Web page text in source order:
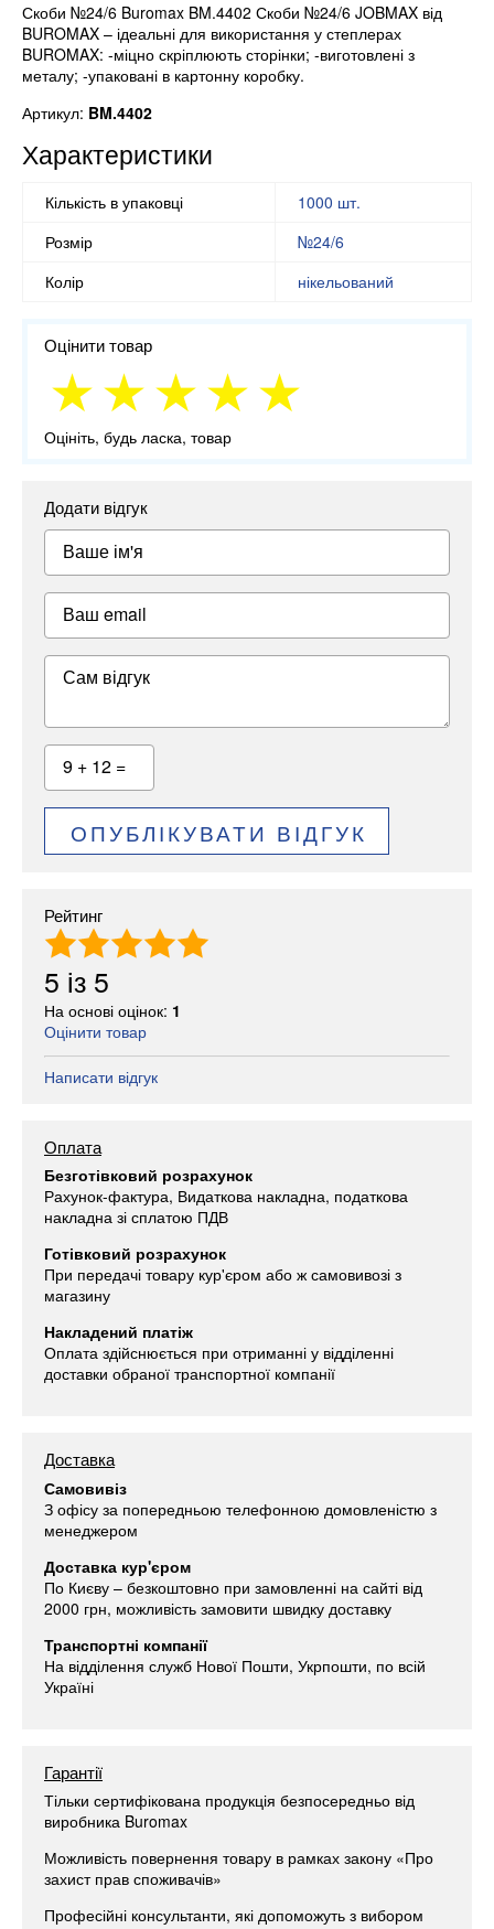
Скоби №24/6 Buromax BM.4402 Скоби №24/6 JOBMAX від
BUROMAX – ідеальні для використання у степлерах
BUROMAX: -міцно скріплюють сторінки; -виготовлені з
металу; -упаковані в картонну коробку.
Артикул: BM.4402
Характеристики
Кількість в упаковці
1000 шт.
Розмір
№24/6
Колір
нікельований
Оцінити товар
Оцініть, будь ласка, товар
Додати відгук
Ваше ім'я
Ваш email
Сам відгук
9 + 12 =
ОПУБЛІКУВАТИ ВІДГУК
Рейтинг
5 із 5
На основі оцінок: 1
Оцінити товар
Написати відгук
Оплата
Безготівковий розрахунок
Рахунок-фактура, Видаткова накладна, податкова
накладна зі сплатою ПДВ
Готівковий розрахунок
При передачі товару кур'єром або ж самовивозі з
магазину
Накладений платіж
Оплата здійснюється при отриманні у відділенні
доставки обраної транспортної компанії
Доставка
Самовивіз
З офісу за попередньою телефонною домовленістю з
менеджером
Доставка кур'єром
По Києву – безкоштовно при замовленні на сайті від
2000 грн, можливість замовити швидку доставку
Транспортні компанії
На відділення служб Нової Пошти, Укрпошти, по всій
Україні
Гарантії
Тільки сертифікована продукція безпосередньо від
виробника Buromax
Можливість повернення товару в рамках закону «Про
захист прав споживачів»
Професійні консультанти, які допоможуть з вибором